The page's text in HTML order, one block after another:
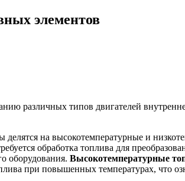
элементов
различных типов двигателей
делятся на высокотемпературные и
обработка топлива для
оборудования. Высокотемпературные
при повышенных температурах, что